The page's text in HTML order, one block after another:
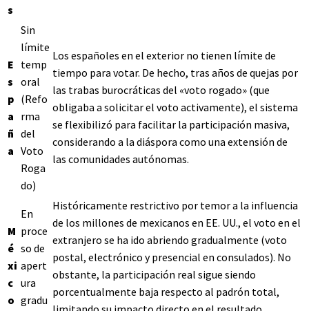
s
E
s
p
a
ñ
a
Sin
límite
temp
oral
(Refo
rma
del
Voto
Roga
do)
Los españoles en el exterior no tienen límite de
tiempo para votar. De hecho, tras años de quejas por
las trabas burocráticas del «voto rogado» (que
obligaba a solicitar el voto activamente), el sistema
se flexibilizó para facilitar la participación masiva,
considerando a la diáspora como una extensión de
las comunidades autónomas.
M
é
xi
c
o
En
proce
so de
apert
ura
gradu
Históricamente restrictivo por temor a la influencia
de los millones de mexicanos en EE. UU., el voto en el
extranjero se ha ido abriendo gradualmente (voto
postal, electrónico y presencial en consulados). No
obstante, la participación real sigue siendo
porcentualmente baja respecto al padrón total,